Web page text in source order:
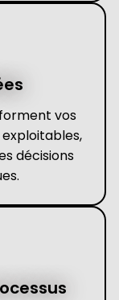
vos
décisions